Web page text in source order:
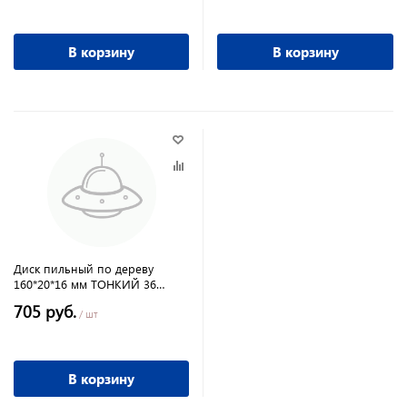
В корзину В корзину
Диск пильный по дереву
160*20*16 мм ТОНКИЙ 36
ПРАКТИКА
705 руб. / шт
В корзину